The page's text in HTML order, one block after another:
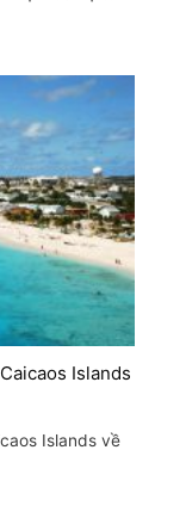
Islands
Islands về